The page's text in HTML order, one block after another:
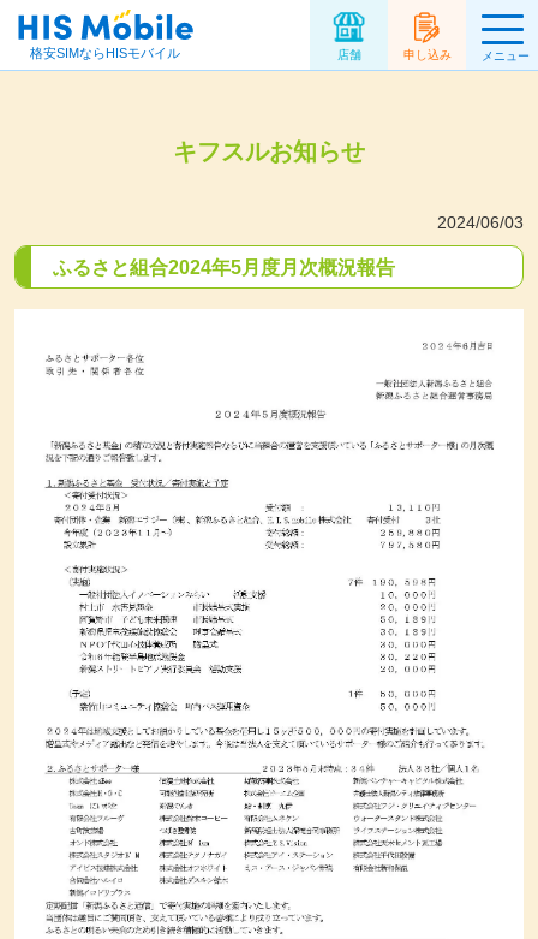
格安SIMならHISモバイル 店舗 申し込み メニュー
キフスルお知らせ
2024/06/03
ふるさと組合2024年5月度月次概況報告